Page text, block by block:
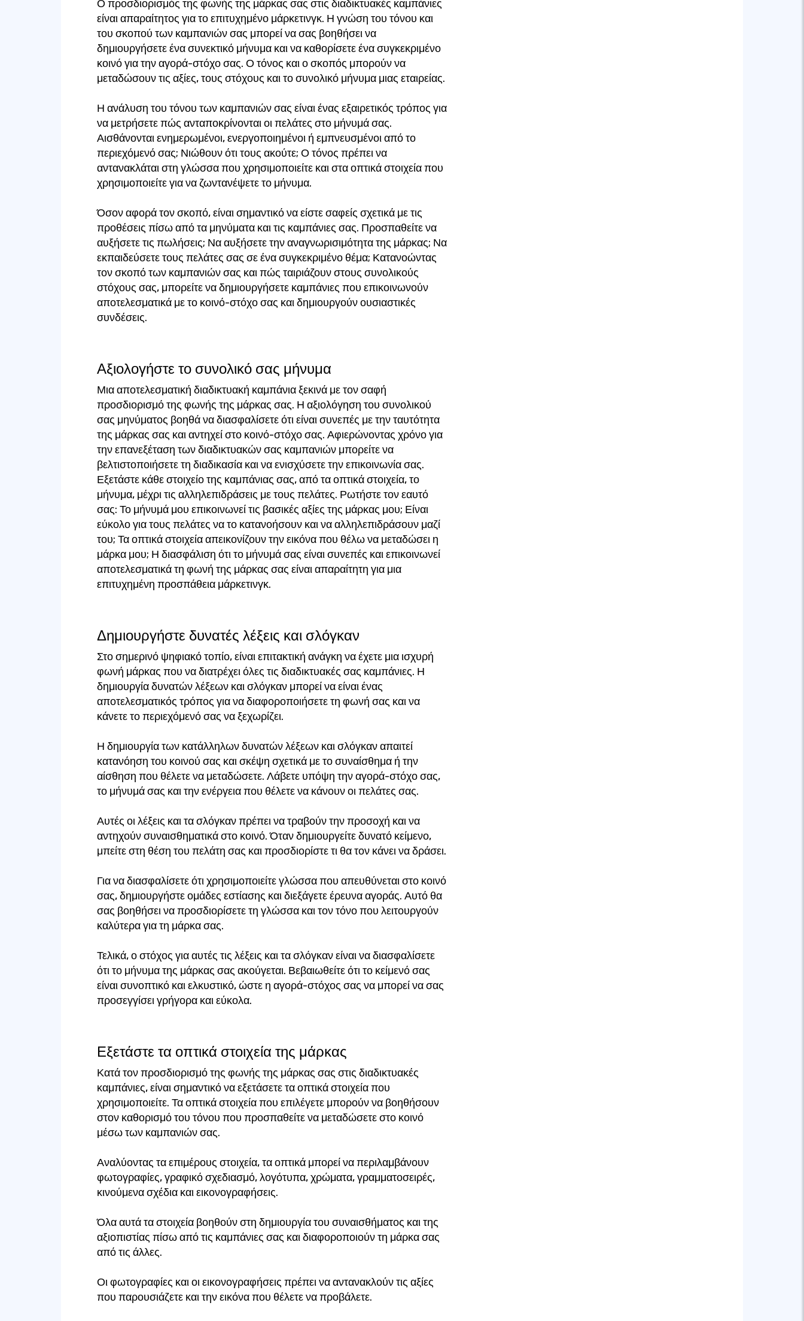
Ο προσδιορισμός της φωνής της μάρκας σας στις διαδικτυακές καμπάνιες
είναι απαραίτητος για το επιτυχημένο μάρκετινγκ. Η γνώση του τόνου και
του σκοπού των καμπανιών σας μπορεί να σας βοηθήσει να
δημιουργήσετε ένα συνεκτικό μήνυμα και να καθορίσετε ένα συγκεκριμένο
κοινό για την αγορά-στόχο σας. Ο τόνος και ο σκοπός μπορούν να
μεταδώσουν τις αξίες, τους στόχους και το συνολικό μήνυμα μιας εταιρείας.
Η ανάλυση του τόνου των καμπανιών σας είναι ένας εξαιρετικός τρόπος για
να μετρήσετε πώς ανταποκρίνονται οι πελάτες στο μήνυμά σας.
Αισθάνονται ενημερωμένοι, ενεργοποιημένοι ή εμπνευσμένοι από το
περιεχόμενό σας; Νιώθουν ότι τους ακούτε; Ο τόνος πρέπει να
αντανακλάται στη γλώσσα που χρησιμοποιείτε και στα οπτικά στοιχεία που
χρησιμοποιείτε για να ζωντανέψετε το μήνυμα.
Όσον αφορά τον σκοπό, είναι σημαντικό να είστε σαφείς σχετικά με τις
προθέσεις πίσω από τα μηνύματα και τις καμπάνιες σας. Προσπαθείτε να
αυξήσετε τις πωλήσεις; Να αυξήσετε την αναγνωρισιμότητα της μάρκας; Να
εκπαιδεύσετε τους πελάτες σας σε ένα συγκεκριμένο θέμα; Κατανοώντας
τον σκοπό των καμπανιών σας και πώς ταιριάζουν στους συνολικούς
στόχους σας, μπορείτε να δημιουργήσετε καμπάνιες που επικοινωνούν
αποτελεσματικά με το κοινό-στόχο σας και δημιουργούν ουσιαστικές
συνδέσεις.
Αξιολογήστε το συνολικό σας μήνυμα
Μια αποτελεσματική διαδικτυακή καμπάνια ξεκινά με τον σαφή
προσδιορισμό της φωνής της μάρκας σας. Η αξιολόγηση του συνολικού
σας μηνύματος βοηθά να διασφαλίσετε ότι είναι συνεπές με την ταυτότητα
της μάρκας σας και αντηχεί στο κοινό-στόχο σας. Αφιερώνοντας χρόνο για
την επανεξέταση των διαδικτυακών σας καμπανιών μπορείτε να
βελτιστοποιήσετε τη διαδικασία και να ενισχύσετε την επικοινωνία σας.
Εξετάστε κάθε στοιχείο της καμπάνιας σας, από τα οπτικά στοιχεία, το
μήνυμα, μέχρι τις αλληλεπιδράσεις με τους πελάτες. Ρωτήστε τον εαυτό
σας: Το μήνυμά μου επικοινωνεί τις βασικές αξίες της μάρκας μου; Είναι
εύκολο για τους πελάτες να το κατανοήσουν και να αλληλεπιδράσουν μαζί
του; Τα οπτικά στοιχεία απεικονίζουν την εικόνα που θέλω να μεταδώσει η
μάρκα μου; Η διασφάλιση ότι το μήνυμά σας είναι συνεπές και επικοινωνεί
αποτελεσματικά τη φωνή της μάρκας σας είναι απαραίτητη για μια
επιτυχημένη προσπάθεια μάρκετινγκ.
Δημιουργήστε δυνατές λέξεις και σλόγκαν
Στο σημερινό ψηφιακό τοπίο, είναι επιτακτική ανάγκη να έχετε μια ισχυρή
φωνή μάρκας που να διατρέχει όλες τις διαδικτυακές σας καμπάνιες. Η
δημιουργία δυνατών λέξεων και σλόγκαν μπορεί να είναι ένας
αποτελεσματικός τρόπος για να διαφοροποιήσετε τη φωνή σας και να
κάνετε το περιεχόμενό σας να ξεχωρίζει.
Η δημιουργία των κατάλληλων δυνατών λέξεων και σλόγκαν απαιτεί
κατανόηση του κοινού σας και σκέψη σχετικά με το συναίσθημα ή την
αίσθηση που θέλετε να μεταδώσετε. Λάβετε υπόψη την αγορά-στόχο σας,
το μήνυμά σας και την ενέργεια που θέλετε να κάνουν οι πελάτες σας.
Αυτές οι λέξεις και τα σλόγκαν πρέπει να τραβούν την προσοχή και να
αντηχούν συναισθηματικά στο κοινό. Όταν δημιουργείτε δυνατό κείμενο,
μπείτε στη θέση του πελάτη σας και προσδιορίστε τι θα τον κάνει να δράσει.
Για να διασφαλίσετε ότι χρησιμοποιείτε γλώσσα που απευθύνεται στο κοινό
σας, δημιουργήστε ομάδες εστίασης και διεξάγετε έρευνα αγοράς. Αυτό θα
σας βοηθήσει να προσδιορίσετε τη γλώσσα και τον τόνο που λειτουργούν
καλύτερα για τη μάρκα σας.
Τελικά, ο στόχος για αυτές τις λέξεις και τα σλόγκαν είναι να διασφαλίσετε
ότι το μήνυμα της μάρκας σας ακούγεται. Βεβαιωθείτε ότι το κείμενό σας
είναι συνοπτικό και ελκυστικό, ώστε η αγορά-στόχος σας να μπορεί να σας
προσεγγίσει γρήγορα και εύκολα.
Εξετάστε τα οπτικά στοιχεία της μάρκας
Κατά τον προσδιορισμό της φωνής της μάρκας σας στις διαδικτυακές
καμπάνιες, είναι σημαντικό να εξετάσετε τα οπτικά στοιχεία που
χρησιμοποιείτε. Τα οπτικά στοιχεία που επιλέγετε μπορούν να βοηθήσουν
στον καθορισμό του τόνου που προσπαθείτε να μεταδώσετε στο κοινό
μέσω των καμπανιών σας.
Αναλύοντας τα επιμέρους στοιχεία, τα οπτικά μπορεί να περιλαμβάνουν
φωτογραφίες, γραφικό σχεδιασμό, λογότυπα, χρώματα, γραμματοσειρές,
κινούμενα σχέδια και εικονογραφήσεις.
Όλα αυτά τα στοιχεία βοηθούν στη δημιουργία του συναισθήματος και της
αξιοπιστίας πίσω από τις καμπάνιες σας και διαφοροποιούν τη μάρκα σας
από τις άλλες.
Οι φωτογραφίες και οι εικονογραφήσεις πρέπει να αντανακλούν τις αξίες
που παρουσιάζετε και την εικόνα που θέλετε να προβάλετε.